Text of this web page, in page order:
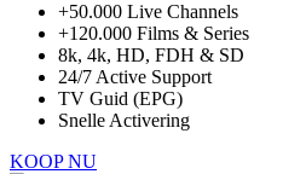
+50.000 Live Channels
+120.000 Films & Series
8k, 4k, HD, FDH & SD
24/7 Active Support
TV Guid (EPG)
Snelle Activering
KOOP NU